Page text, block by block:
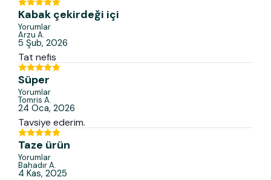
Kabak çekirdeği içi
Yorumlar
Arzu A.
5 Şub, 2026
Tat nefis
Süper
Yorumlar
Tomris A.
24 Oca, 2026
Tavsiye ederim.
Taze ürün
Yorumlar
BahadırA.
4 Kas, 2025